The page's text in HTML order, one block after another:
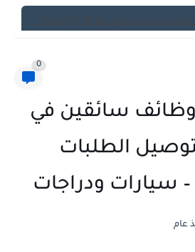
وظائف الكويت اليوم بتاريخ 28-07-2026 للأجانب والمواطنين في مختلف التخصصات
0
سائقين في
الطلبات
سيارات ودراجات
عام